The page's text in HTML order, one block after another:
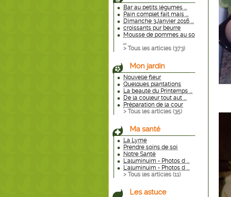
Bar au petits légumes ...
Pain complet fait mais ...
Dimanche 3Janvier 2016 ...
croissants pur beurre
Mousse de pommes au so
...
> Tous les articles (373)
Mon jardin
Nouvelle fleur
Quelques plantations
La beauté du Printemps ...
De la couleur tout aut ...
Préparation de la cour
> Tous les articles (35)
Ma santé
La Lyme
Prendre soins de soi
Notre Santé
L'aluminuim - Photos d ...
L'aluminuim - Photos d ...
> Tous les articles (11)
Les astuce